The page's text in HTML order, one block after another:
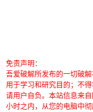
免责声明：
吾爱破解所发布的一切破
用于学习和研究目的；不
请用户自负。本站信息来
小时之内，从您的电脑中